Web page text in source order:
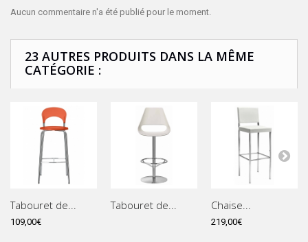
Aucun commentaire n'a été publié pour le moment.
23 AUTRES PRODUITS DANS LA MÊME
CATÉGORIE :
Tabouret de...
109,00€
Tabouret de... Chaise...
219,00€